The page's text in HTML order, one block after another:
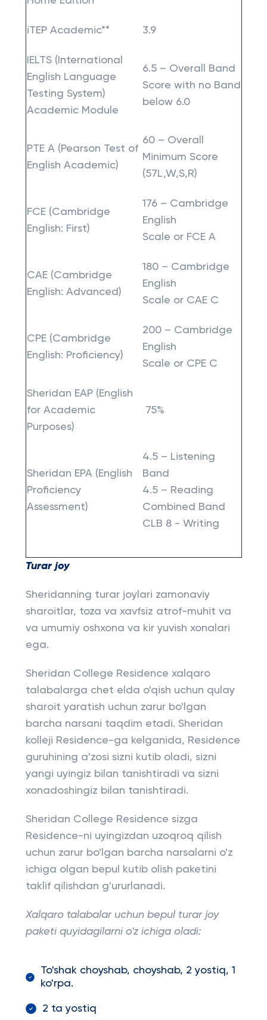
iTEP Academic** 3.9
IELTS (International
English Language
Testing System)
Academic Module
6.5 – Overall Band
Score with no Band
below 6.0
PTE A (Pearson Test of
English Academic)
60 – Overall
Minimum Score
(57L,W,S,R)
FCE (Cambridge
English: First)
176 – Cambridge
English
Scale or FCE A
CAE (Cambridge
English: Advanced)
180 – Cambridge
English
Scale or CAE C
CPE (Cambridge
English: Proficiency)
200 – Cambridge
English
Scale or CPE C
Sheridan EAP (English
for Academic
Purposes)
75%
Sheridan EPA (English
Proficiency
Assessment)
4.5 – Listening
Band
4.5 – Reading
Combined Band
CLB 8 - Writing
Turar joy
Sheridanning turar joylari zamonaviy
sharoitlar, toza va xavfsiz atrof-muhit va
va umumiy oshxona va kir yuvish xonalari
ega.
Sheridan College Residence xalqaro
talabalarga chet elda o'qish uchun qulay
sharoit yaratish uchun zarur bo'lgan
barcha narsani taqdim etadi. Sheridan
kolleji Residence-ga kelganida, Residence
guruhining a'zosi sizni kutib oladi, sizni
yangi uyingiz bilan tanishtiradi va sizni
xonadoshingiz bilan tanishtiradi.
Sheridan College Residence sizga
Residence-ni uyingizdan uzoqroq qilish
uchun zarur bo'lgan barcha narsalarni o'z
ichiga olgan bepul kutib olish paketini
taklif qilishdan g'ururlanadi.
Xalqaro talabalar uchun bepul turar joy
paketi quyidagilarni o'z ichiga oladi:
To'shak choyshab, choyshab, 2 yostiq, 1
ko'rpa.
2 ta yostiq